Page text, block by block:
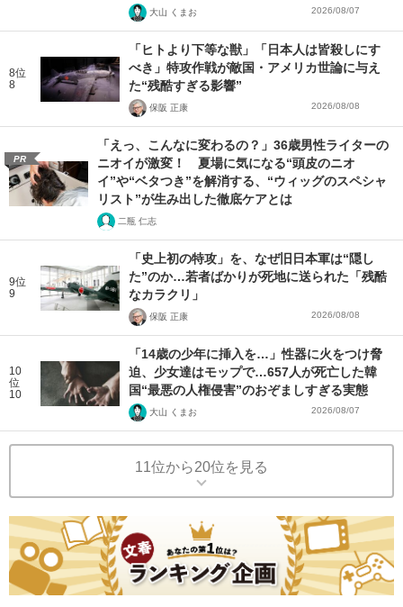
大山 くまお 2026/08/07
8位
8
「ヒトより下等な獣」「日本人は皆殺しにす
べき」特攻作戦が敵国・アメリカ世論に与え
た“残酷すぎる影響”
保阪 正康 2026/08/08
PR
「えっ、こんなに変わるの？」36歳男性ライターの
ニオイが激変！ 夏場に気になる“頭皮のニオ
イ”や“ベタつき”を解消する、“ウィッグのスペシャ
リスト”が生み出した徹底ケアとは
二瓶 仁志
9位
9
「史上初の特攻」を、なぜ旧日本軍は“隠し
た”のか…若者ばかりが死地に送られた「残酷
なカラクリ」
保阪 正康 2026/08/08
10
位
10
「14歳の少年に挿入を…」性器に火をつけ脅
迫、少女達はモップで…657人が死亡した韓
国“最悪の人権侵害”のおぞましすぎる実態
大山 くまお 2026/08/07
11位から20位を見る